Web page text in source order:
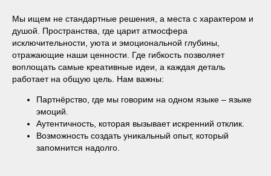
Мы ищем не стандартные решения, а места с характером и
душой. Пространства, где царит атмосфера
исключительности, уюта и эмоциональной глубины,
отражающие наши ценности. Где гибкость позволяет
воплощать самые креативные идеи, а каждая деталь
работает на общую цель. Нам важны:
Партнёрство, где мы говорим на одном языке – языке
эмоций.
Аутентичность, которая вызывает искренний отклик.
Возможность создать уникальный опыт, который
запомнится надолго.